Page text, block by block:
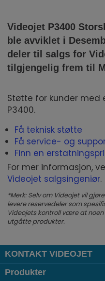
Videojet P3400
ble avviklet i
deler til salgs for
tilgjengelig frem til
Støtte for kunder med
P3400.
Få teknisk støtte
Få service- og
Finn en
For mer informasjon,
Videojet salgsingeniør.
*Merk: Selv om Videojet vil
levere reservedeler som
Videojets kontroll være at
utgåtte produkter.
KONTAKT VIDEOJET
Produkter